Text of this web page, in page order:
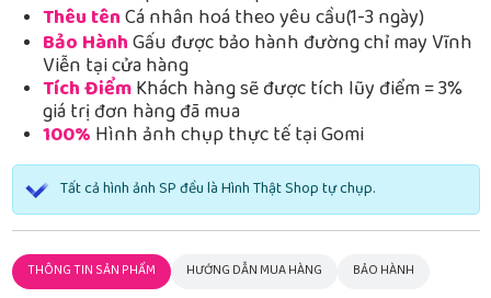
Thêu tênCá nhân hoá theo yêu cầu(1-3 ngày)
Bảo HànhGấu được bảo hành đường chỉ may Vĩnh
Viễn tại cửa hàng
Tích ĐiểmKhách hàng sẽ được tích lũy điểm = 3%
giá trị đơn hàng đã mua
100% Hình ảnh chụp thực tế tại Gomi
Tất cả hình ảnh SP đều là Hình Thật Shop tự chụp.
THÔNG TIN SẢN PHẨM HƯỚNG DẪN MUA HÀNG BẢO HÀNH